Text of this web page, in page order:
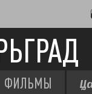
ФИЛЬМЫ